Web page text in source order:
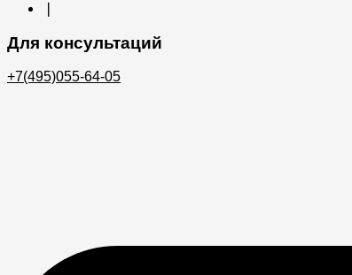
Для консультаций
+7(495)055-64-05